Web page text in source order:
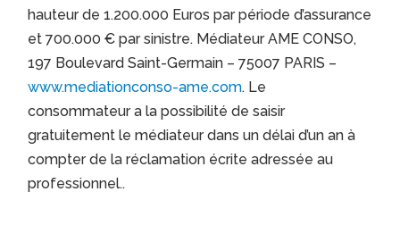
hauteur de 1.200.000 Euros par période d’assurance
et 700.000 € par sinistre. Médiateur AME CONSO,
197 Boulevard Saint-Germain – 75007 PARIS –
www.mediationconso-ame.com. Le
consommateur a la possibilité de saisir
gratuitement le médiateur dans un délai d’un an à
compter de la réclamation écrite adressée au
professionnel..